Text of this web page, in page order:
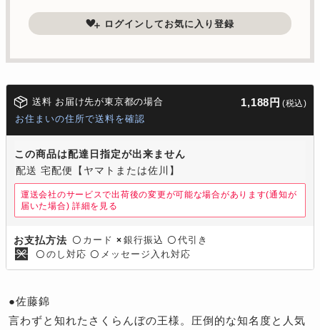
ログインしてお気に入り登録
送料 お届け先が東京都の場合 1,188円 (税込)
お住まいの住所で送料を確認
この商品は配達日指定が出来ません
配送 宅配便【ヤマトまたは佐川】
運送会社のサービスで出荷後の変更が可能な場合があります(通知が
届いた場合) 詳細を見る
お支払方法 〇 カード × 銀行振込 〇 代引き
〇 のし対応 〇 メッセージ入れ対応
●佐藤錦
言わずと知れたさくらんぼの王様。圧倒的な知名度と人気